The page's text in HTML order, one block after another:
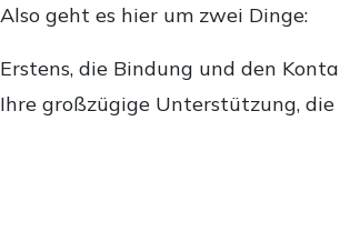
Also geht es hier um zwei Dinge:
Erstens, die Bindung und den
Ihre großzügige Unterstützung,